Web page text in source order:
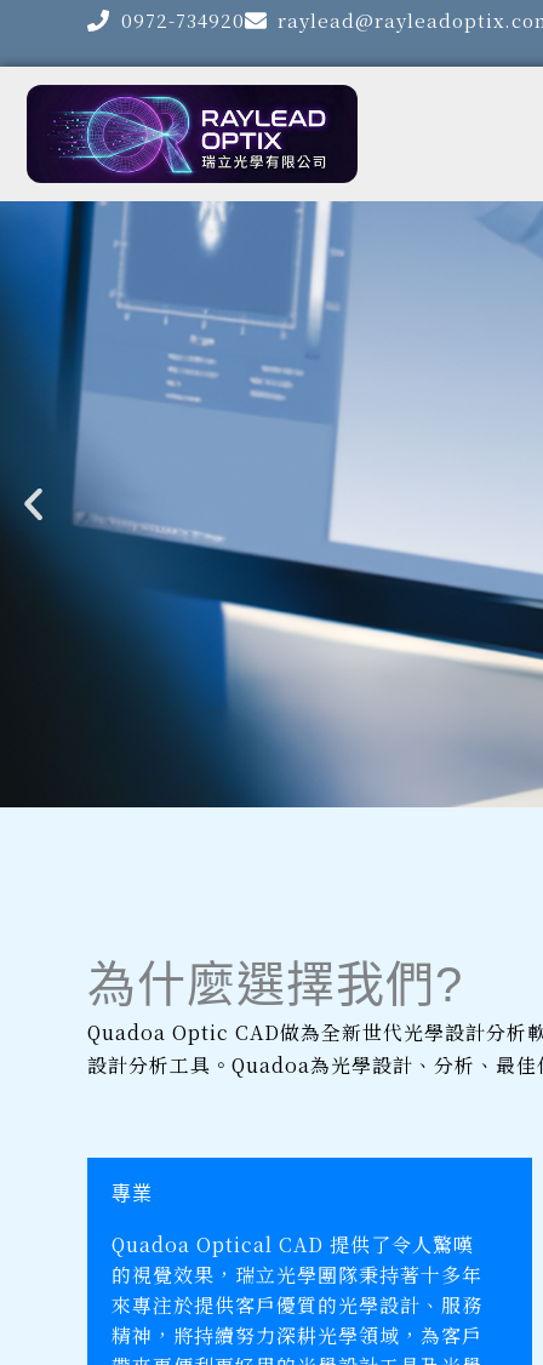
0972-734920
革命性創新光學
體工具
全新世代光學設
領導者
革命性創新光學
體工具
全新世代光學設
領導者
革命性創新光學
體工具
全新世代光學設
領導者
為什麼選擇我們?​
Quadoa Optic CAD做為全新世代光學設計分析
設計分析工具。Quadoa為光學設計、分析、最
專業
Quadoa Optical CAD 提供了令人驚嘆
的視覺效果，瑞立光學團隊秉持著十多年
來專注於提供客戶優質的光學設計、服務
精神，將持續努力深耕光學領域，為客戶